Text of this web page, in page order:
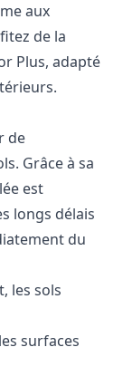
aux
de la
Plus, adapté
de
Grâce à sa
est
longs délais
du
les sols
surfaces